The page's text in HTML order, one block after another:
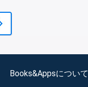
Books&Appsについて